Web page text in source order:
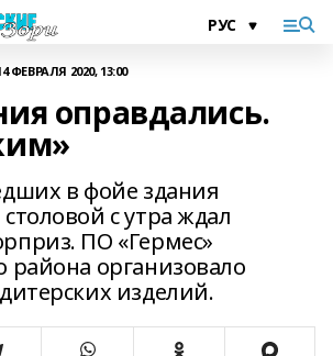
ФЕВРАЛЯ 2020, 13:00
оправдались.
в фойе здания
с утра ждал
ПО «Гермес»
района организовало
изделий.